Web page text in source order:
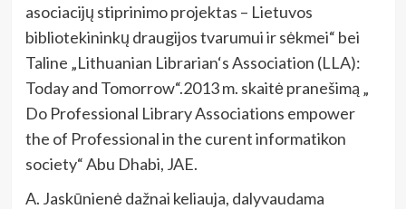
asociacijų stiprinimo projektas – Lietuvos
bibliotekininkų draugijos tvarumui ir sėkmei“ bei
Taline „Lithuanian Librarian‘s Association (LLA):
Today and Tomorrow“.2013 m. skaitė pranešimą „
Do Professional Library Associations empower
the of Professional in the curent informatikon
society“ Abu Dhabi, JAE.
A. Jaskūnienė dažnai keliauja, dalyvaudama